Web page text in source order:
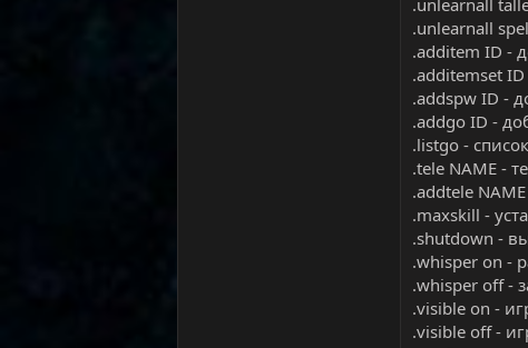
.unlearnall
.unlearnall
.additem ID -
.additemset
.addspw ID -
.addgo ID -
.listgo -
.tele NAME -
.addtele
.maxskill -
.shutdown -
.whisper on -
.whisper off -
.visible on -
.visible off -